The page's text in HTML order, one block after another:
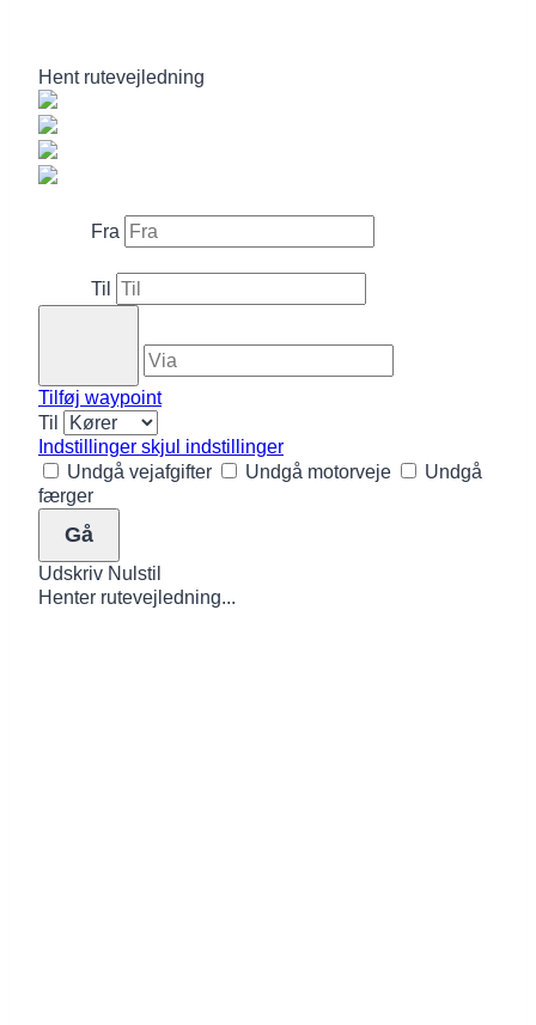
Hent rutevejledning
Fra
Til
Tilføj waypoint
Til
Indstillinger skjul indstillinger
Undgå vejafgifter
Undgå motorveje
Undgå
færger
Udskriv Nulstil
Henter rutevejledning...